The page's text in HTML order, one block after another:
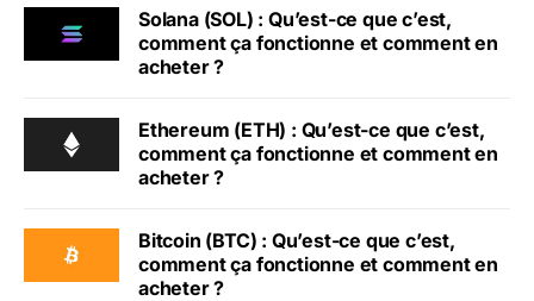
Solana (SOL) : Qu’est-ce que c’est,
comment ça fonctionne et comment en
acheter ?
Ethereum (ETH) : Qu’est-ce que c’est,
comment ça fonctionne et comment en
acheter ?
Bitcoin (BTC) : Qu’est-ce que c’est,
comment ça fonctionne et comment en
acheter ?